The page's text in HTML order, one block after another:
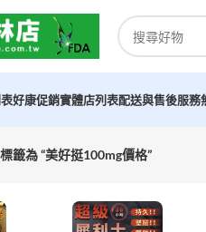
好康促銷實體店列表配送與售後服務
籤為 “美好挺100mg價格”